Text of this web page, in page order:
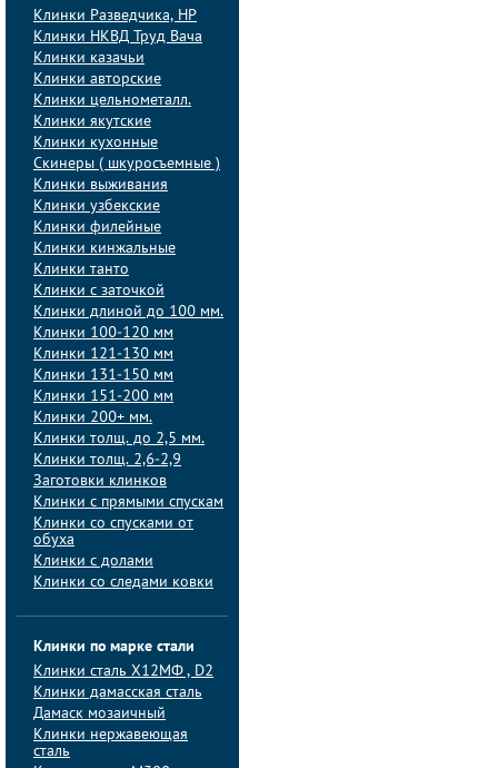
Клинки Pазведчика, НP
Клинки НКВД Труд Вача
Клинки казачьи
Клинки авторские
Клинки цельнометалл.
Клинки якутские
Клинки кухонные
Скинеры ( шкуросъемные )
Клинки выживания
Клинки узбекские
Клинки филейные
Клинки кинжальные
Клинки танто
Клинки с заточкой
Клинки длиной до 100 мм.
Клинки 100-120 мм
Клинки 121-130 мм
Клинки 131-150 мм
Клинки 151-200 мм
Клинки 200+ мм.
Клинки толщ. до 2,5 мм.
Клинки толщ. 2,6-2,9
Заготовки клинков
Клинки с прямыми спускам
Клинки со спусками от
обуха
Клинки с долами
Клинки со следами ковки
Клинки по марке стали
Клинки сталь Х12МФ , D2
Клинки дамасская сталь
Дамаск мозаичный
Клинки нержавеющая
сталь